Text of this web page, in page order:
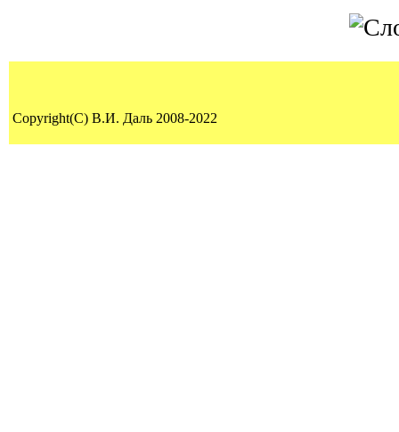
Copyright(C) В.И. Даль 2008-2022